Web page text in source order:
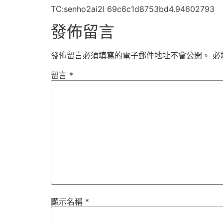
TC:senho2ai2l 69c6c1d8753bd4.94602793
發佈留言
發佈留言必須填寫的電子郵件地址不會公開。 必
留言 *
顯示名稱 *